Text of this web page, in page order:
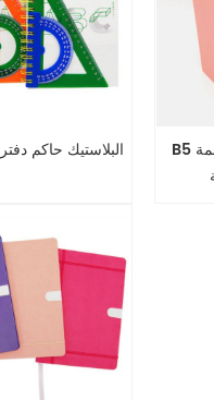
A5 سلك o البلاستيك حاكم دفتر
B5 الحالة ملزمة لمسة ناعمة